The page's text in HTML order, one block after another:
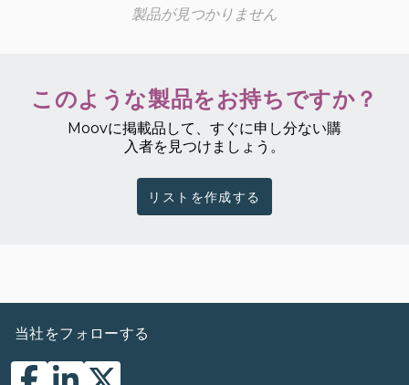
製品が見つかりません
このような製品をお持ちですか？
Moovに掲載品して、すぐに申し分ない購
入者を見つけましょう。
リストを作成する
当社をフォローする